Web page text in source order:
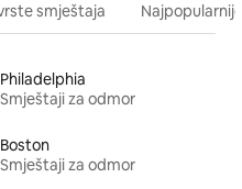
smještaja
Philadelphia
Smještaji za odmor
Boston
Smještaji za odmor